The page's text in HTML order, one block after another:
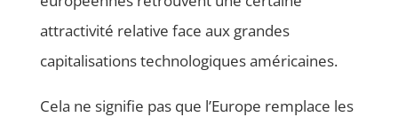
attractivité relative face aux grandes
capitalisations technologiques américaines.
Cela ne signifie pas que l’Europe remplace les